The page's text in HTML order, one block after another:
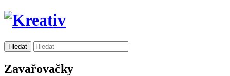
Zavařovačky